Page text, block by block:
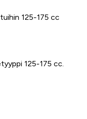
125-175 cc
125-175 cc.